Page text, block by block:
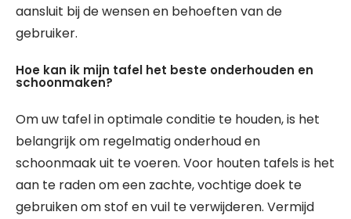
aansluit bij de wensen en behoeften van de
gebruiker.
Hoe kan ik mijn tafel het beste onderhouden en
schoonmaken?
Om uw tafel in optimale conditie te houden, is het
belangrijk om regelmatig onderhoud en
schoonmaak uit te voeren. Voor houten tafels is het
aan te raden om een zachte, vochtige doek te
gebruiken om stof en vuil te verwijderen. Vermijd